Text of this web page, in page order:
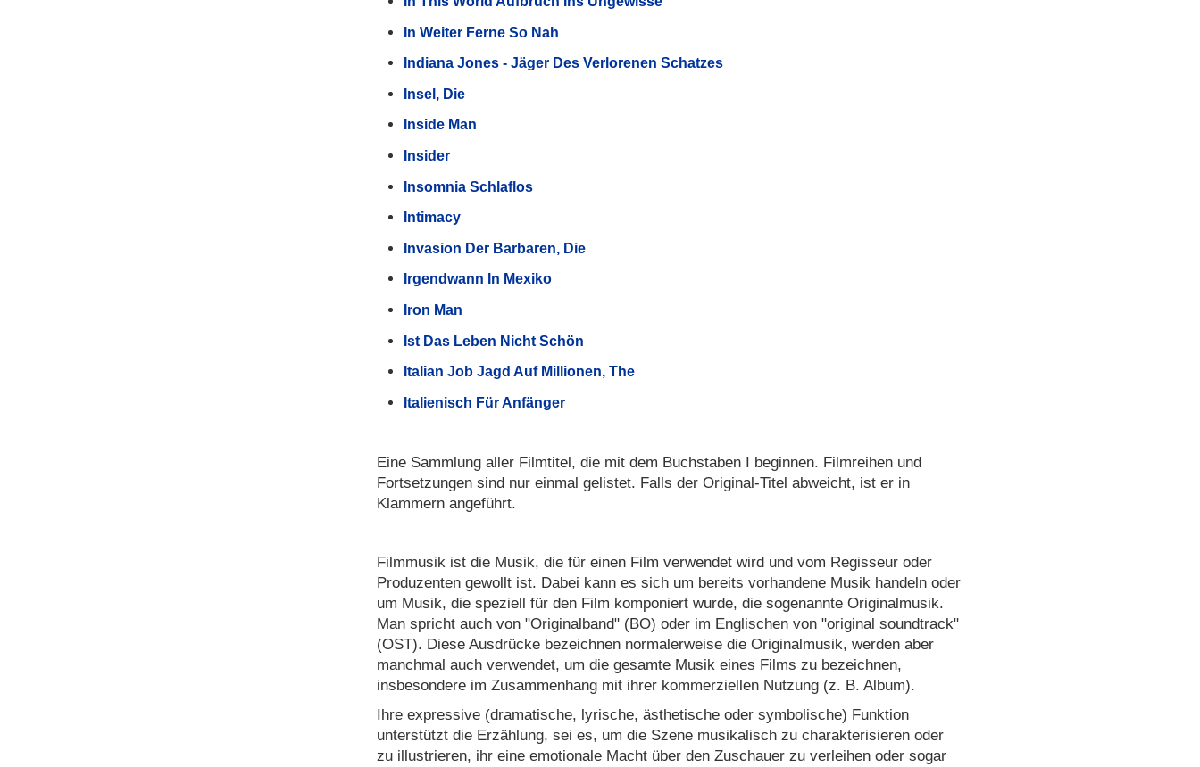
In Weiter Ferne So Nah
Indiana Jones - Jäger Des Verlorenen Schatzes
Insel, Die
Inside Man
Insider
Insomnia Schlaflos
Intimacy
Invasion Der Barbaren, Die
Irgendwann In Mexiko
Iron Man
Ist Das Leben Nicht Schön
Italian Job Jagd Auf Millionen, The
Italienisch Für Anfänger
Eine Sammlung aller Filmtitel, die mit dem Buchstaben I beginnen. Filmreihen und
Fortsetzungen sind nur einmal gelistet. Falls der Original-Titel abweicht, ist er in
Klammern angeführt.
Filmmusik ist die Musik, die für einen Film verwendet wird und vom Regisseur oder
Produzenten gewollt ist. Dabei kann es sich um bereits vorhandene Musik handeln oder
um Musik, die speziell für den Film komponiert wurde, die sogenannte Originalmusik.
Man spricht auch von "Originalband" (BO) oder im Englischen von "original soundtrack"
(OST). Diese Ausdrücke bezeichnen normalerweise die Originalmusik, werden aber
manchmal auch verwendet, um die gesamte Musik eines Films zu bezeichnen,
insbesondere im Zusammenhang mit ihrer kommerziellen Nutzung (z. B. Album).
Ihre expressive (dramatische, lyrische, ästhetische oder symbolische) Funktion
unterstützt die Erzählung, sei es, um die Szene musikalisch zu charakterisieren oder
zu illustrieren, ihr eine emotionale Macht über den Zuschauer zu verleihen oder sogar